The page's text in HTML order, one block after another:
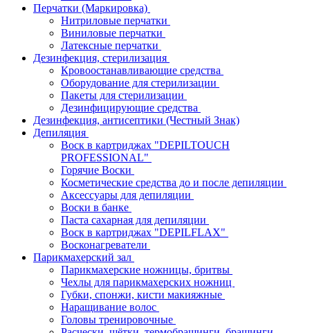
Перчатки (Маркировка)
Нитриловые перчатки
Виниловые перчатки
Латексные перчатки
Дезинфекция, стерилизация
Кровоостанавливающие средства
Оборудование для стерилизации
Пакеты для стерилизации
Дезинфицирующие средства
Дезинфекция, антисептики (Честный Знак)
Депиляция
Воск в картриджах "DEPILTOUCH
PROFESSIONAL"
Горячие Воски
Косметические средства до и после депиляции
Аксессуары для депиляции
Воски в банке
Паста сахарная для депиляции
Воск в картриджах "DEPILFLAX"
Восконагреватели
Парикмахерский зал
Парикмахерские ножницы, бритвы
Чехлы для парикмахерских ножниц
Губки, спонжи, кисти макияжные
Наращивание волос
Головы тренировочные